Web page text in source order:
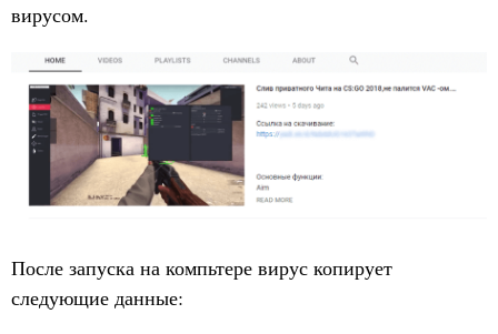
вирусом.
После запуска на компьтере вирус копирует
следующие данные: